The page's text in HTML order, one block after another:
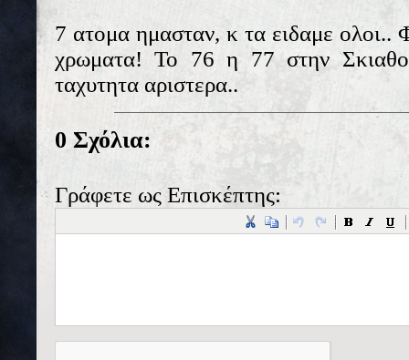
7 ατομα ημασταν, κ τα ειδαμε ολοι..
χρωματα! Το 76 η 77 στην
ταχυτητα αριστερα..
0 Σχόλια:
Γράφετε ως Επισκέπτης: